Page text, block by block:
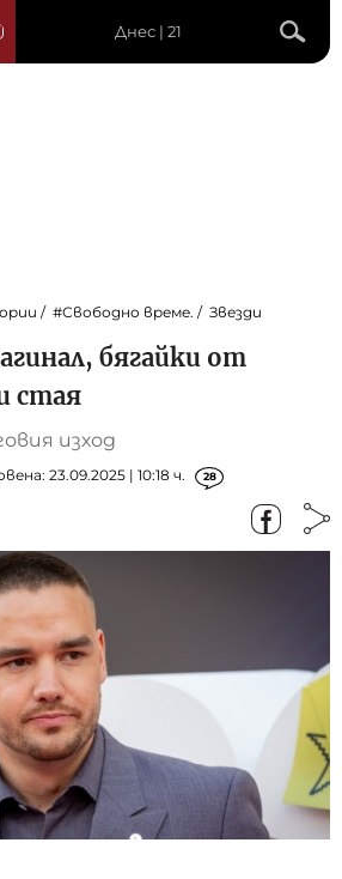
Днес | 21
#Свободно време. Звезди
бягайки от
стая
изход
23.09.2025 | 10:18 ч. 28